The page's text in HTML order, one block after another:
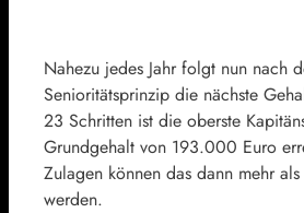
Nahezu jedes Jahr folgt nun nach
Senioritätsprinzip die nächste
23 Schritten ist die oberste
Grundgehalt von 193.000 Euro
Zulagen können das dann mehr
werden.